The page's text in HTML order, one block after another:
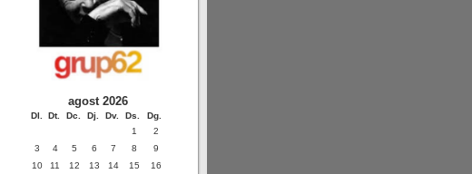
agost 2026
Dl. Dt. Dc. Dj. Dv. Ds. Dg.
1
2
3
4 5 6 7 8
9
10
11 12 13 14 15
16